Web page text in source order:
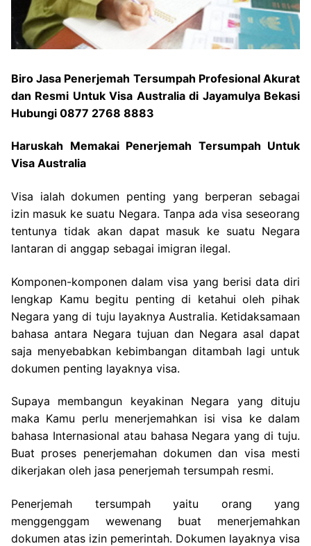
Biro Jasa Penerjemah Tersumpah Profesional Akurat
dan Resmi Untuk Visa Australia di Jayamulya Bekasi
Hubungi 0877 2768 8883
Haruskah Memakai Penerjemah Tersumpah Untuk
Visa Australia
Visa ialah dokumen penting yang berperan sebagai
izin masuk ke suatu Negara. Tanpa ada visa seseorang
tentunya tidak akan dapat masuk ke suatu Negara
lantaran di anggap sebagai imigran ilegal.
Komponen-komponen dalam visa yang berisi data diri
lengkap Kamu begitu penting di ketahui oleh pihak
Negara yang di tuju layaknya Australia. Ketidaksamaan
bahasa antara Negara tujuan dan Negara asal dapat
saja menyebabkan kebimbangan ditambah lagi untuk
dokumen penting layaknya visa.
Supaya membangun keyakinan Negara yang dituju
maka Kamu perlu menerjemahkan isi visa ke dalam
bahasa Internasional atau bahasa Negara yang di tuju.
Buat proses penerjemahan dokumen dan visa mesti
dikerjakan oleh jasa penerjemah tersumpah resmi.
Penerjemah tersumpah yaitu orang yang
menggenggam wewenang buat menerjemahkan
dokumen atas izin pemerintah. Dokumen layaknya visa